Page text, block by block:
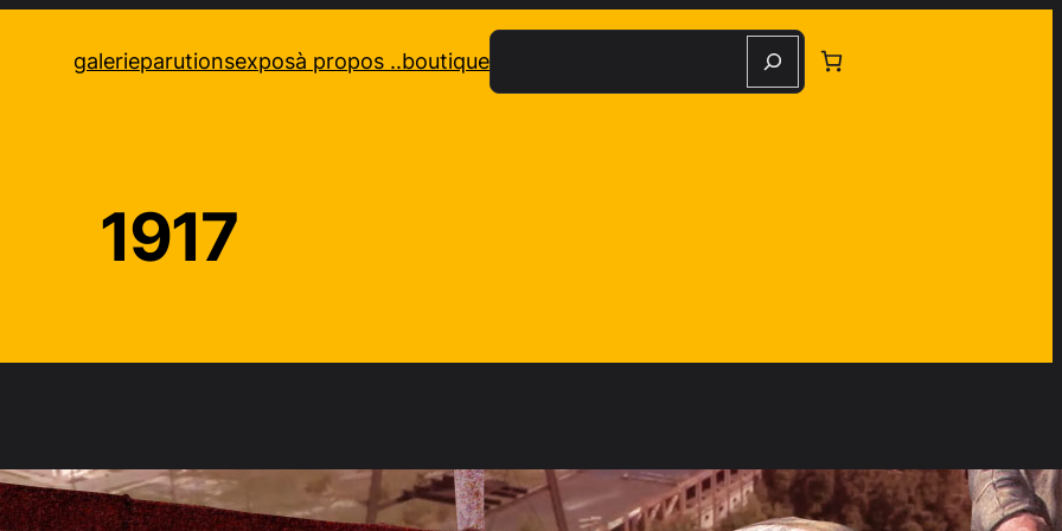
galerieparutionsexposà propos ..boutique
Recherche
1917